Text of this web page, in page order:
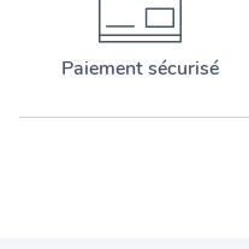
Paiement sécurisé